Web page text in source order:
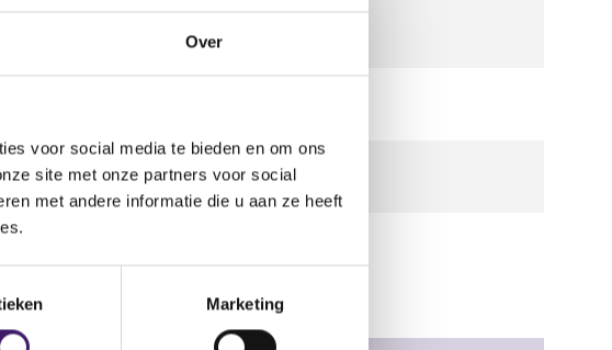
Over
voor social media te bieden en om ons
site met onze partners voor social
met andere informatie die u aan ze heeft
Marketing